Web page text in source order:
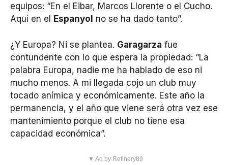
equipos: “En el Eibar, Marcos Llorente o el Cucho.
Aquí en el
Espanyol no se ha dado tanto”.
¿Y Europa? Ni se plantea. Garagarza fue
contundente con lo que espera la propiedad: “La
palabra Europa, nadie me ha hablado de eso ni
mucho menos. A mi llegada cojo un club muy
tocado anímica y económicamente. Este año la
permanencia, y el año que viene será otra vez ese
mantenimiento porque el club no tiene esa
capacidad económica”.
▼ Ad by Refinery89